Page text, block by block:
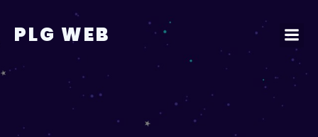
indholdPLG WEB